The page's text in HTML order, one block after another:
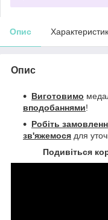
Опис
Опис
Виготовимо
вподобаннями!
Робіть
зв'яжемося для
Подивіться